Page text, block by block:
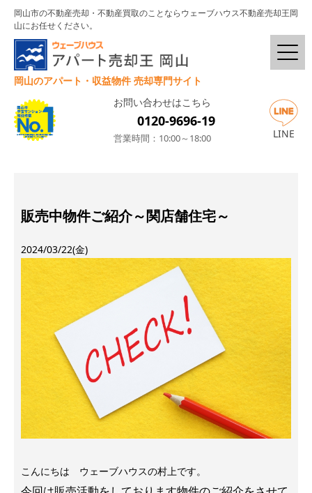
岡山市の不動産売却・不動産買取のことならウェーブハウス不動産売却王岡
山にお任せください。
岡山のアパート・収益物件 売却専門サイト
お問い合わせはこちら
0120-9696-19
営業時間：10:00～18:00 LINE
販売中物件ご紹介～関店舗住宅～
2024/03/22(金)
こんにちは ウェーブハウスの村上です。